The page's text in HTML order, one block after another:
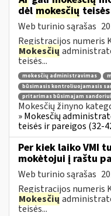
dėl mokesčių
Web turinio sąrašas
Registracijos numeris
Mokesčių
teisės...
mokesčių administravimas
būsimasis kontroliuojamasis
pritarimas būsimajam sandoriui
Mokesčių žinyno
» Mokesčių
teisės ir pareigos (32-
Per kiek laiko VMI
mokėtojui į raštu
Web turinio sąrašas
Registracijos numeris
Mokesčių
teisės...